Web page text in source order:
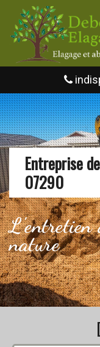
Entreprise
07290
L'entretien
nature